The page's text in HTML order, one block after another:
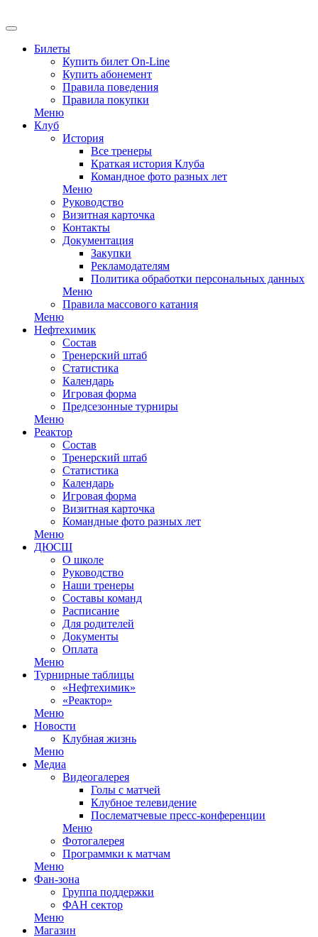
Билеты
Купить билет On-Line
Купить абонемент
Правила поведения
Правила покупки
Меню
Клуб
История
Все тренеры
Краткая история Клуба
Командное фото разных лет
Меню
Руководство
Визитная карточка
Контакты
Документация
Закупки
Рекламодателям
Политика обработки персональных данных
Меню
Правила массового катания
Меню
Нефтехимик
Состав
Тренерский штаб
Статистика
Календарь
Игровая форма
Предсезонные турниры
Меню
Реактор
Состав
Тренерский штаб
Статистика
Календарь
Игровая форма
Визитная карточка
Командные фото разных лет
Меню
ДЮСШ
О школе
Руководство
Наши тренеры
Составы команд
Расписание
Для родителей
Документы
Оплата
Меню
Турнирные таблицы
«Нефтехимик»
«Реактор»
Меню
Новости
Клубная жизнь
Меню
Медиа
Видеогалерея
Голы с матчей
Клубное телевидение
Послематчевые пресс-конференции
Меню
Фотогалерея
Программки к матчам
Меню
Фан-зона
Группа поддержки
ФАН сектор
Меню
Магазин